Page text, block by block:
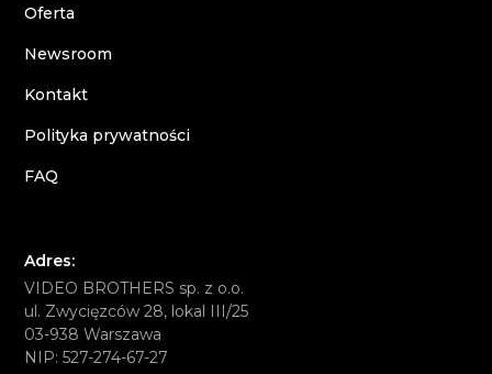
Oferta
Newsroom
Kontakt
Polityka prywatności
FAQ
Adres:
VIDEO BROTHERS sp. z o.o.
ul. Zwycięzców 28, lokal III/25
03-938 Warszawa
NIP: 527-274-67-27